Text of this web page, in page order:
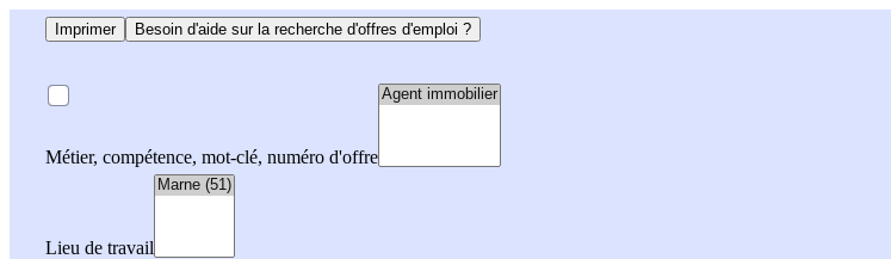
Imprimer Besoin d'aide sur la recherche d'offres d'emploi ?
Métier, compétence, mot-clé, numéro d'offre
Lieu de travail